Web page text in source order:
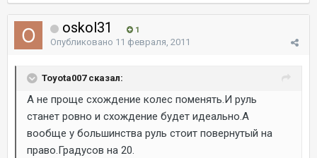
oskol31 1
Опубликовано 11 февраля, 2011
Toyota007 сказал:
А не проще схождение колес поменять.И руль
станет ровно и схождение будет идеально.А
вообще у большинства руль стоит повернутый на
право.Градусов на 20.